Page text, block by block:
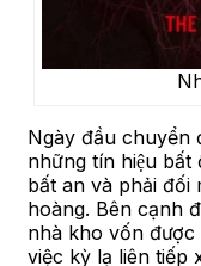
Ngày đầu chuyển
những tín hiệu
bất an và phải đối
hoàng. Bên cạnh
nhà kho vốn
việc kỳ lạ liên tiếp